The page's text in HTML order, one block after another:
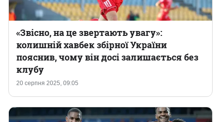
20 серпня 2025, 09:05
«Звісно, на це звертають увагу»:
колишній хавбек збірної України
пояснив, чому він досі залишається без
клубу